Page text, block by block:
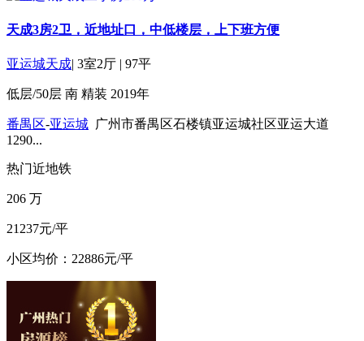
天成3房2卫，近地址口，中低楼层，上下班方便
亚运城天成| 3室2厅 | 97平
低层/50层 南 精装 2019年
番禺区-亚运城 广州市番禺区石楼镇亚运城社区亚运大道
1290...
热门近地铁
206 万
21237元/平
小区均价：22886元/平